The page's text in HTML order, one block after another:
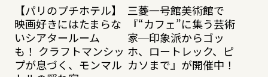
【パリのプチホテル】
映画好きにはたまらな
いシアタールーム
も！ クラフトマンシッ
プが息づく、モンマル
三菱一号館美術館で
『“カフェ”に集う芸術
家─印象派からゴッ
ホ、ロートレック、ピ
カソまで』が開催中！